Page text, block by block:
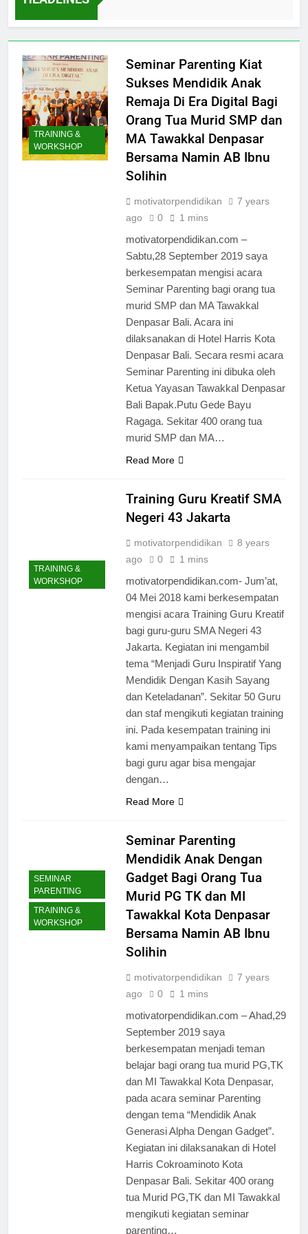
TRAINING &
WORKSHOP
Seminar Parenting Kiat
Sukses Mendidik Anak
Remaja Di Era Digital Bagi
Orang Tua Murid SMP dan
MA Tawakkal Denpasar
Bersama Namin AB Ibnu
Solihin
motivatorpendidikan
7 years
ago
0 1 mins
motivatorpendidikan.com –
Sabtu,28 September 2019 saya
berkesempatan mengisi acara
Seminar Parenting bagi orang tua
murid SMP dan MA Tawakkal
Denpasar Bali. Acara ini
dilaksanakan di Hotel Harris Kota
Denpasar Bali. Secara resmi acara
Seminar Parenting ini dibuka oleh
Ketua Yayasan Tawakkal Denpasar
Bali Bapak.Putu Gede Bayu
Ragaga. Sekitar 400 orang tua
murid SMP dan MA…
Read More
TRAINING &
WORKSHOP
Training Guru Kreatif SMA
Negeri 43 Jakarta
motivatorpendidikan
8 years
ago
0 1 mins
motivatorpendidikan.com- Jum’at,
04 Mei 2018 kami berkesempatan
mengisi acara Training Guru Kreatif
bagi guru-guru SMA Negeri 43
Jakarta. Kegiatan ini mengambil
tema “Menjadi Guru Inspiratif Yang
Mendidik Dengan Kasih Sayang
dan Keteladanan”. Sekitar 50 Guru
dan staf mengikuti kegiatan training
ini. Pada kesempatan training ini
kami menyampaikan tentang Tips
bagi guru agar bisa mengajar
dengan…
Read More
SEMINAR
PARENTING
TRAINING &
WORKSHOP
Seminar Parenting
Mendidik Anak Dengan
Gadget Bagi Orang Tua
Murid PG TK dan MI
Tawakkal Kota Denpasar
Bersama Namin AB Ibnu
Solihin
motivatorpendidikan
7 years
ago
0 1 mins
motivatorpendidikan.com – Ahad,29
September 2019 saya
berkesempatan menjadi teman
belajar bagi orang tua murid PG,TK
dan MI Tawakkal Kota Denpasar,
pada acara seminar Parenting
dengan tema “Mendidik Anak
Generasi Alpha Dengan Gadget”.
Kegiatan ini dilaksanakan di Hotel
Harris Cokroaminoto Kota
Denpasar Bali. Sekitar 400 orang
tua Murid PG,TK dan MI Tawakkal
mengikuti kegiatan seminar
parenting…